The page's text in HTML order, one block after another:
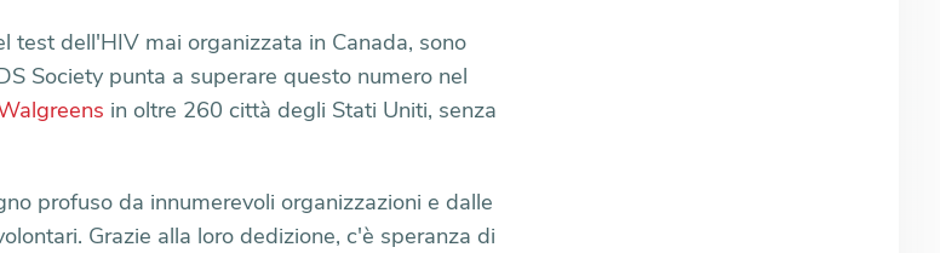
test dell'HIV mai organizzata in Canada, sono
Society punta a superare questo numero nel
in oltre 260 città degli Stati Uniti, senza
profuso da innumerevoli organizzazioni e dalle
Grazie alla loro dedizione, c'è speranza di